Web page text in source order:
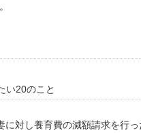
い20のこと
対し養育費の減額請求を行